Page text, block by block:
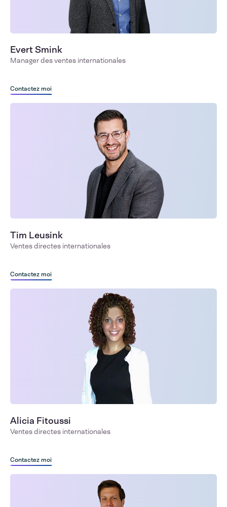
Evert Smink
Manager des ventes internationales
Contactez moi
Tim Leusink
Ventes directes internationales
Contactez moi
Alicia Fitoussi
Ventes directes internationales
Contactez moi